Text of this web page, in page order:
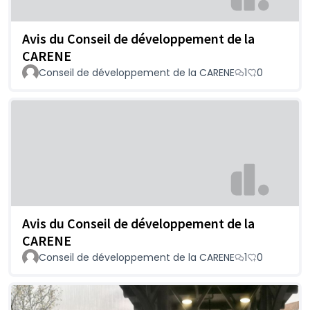
Avis du Conseil de développement de la
CARENE
Conseil de développement de la CARENE 1 0
Avis du Conseil de développement de la
CARENE
Conseil de développement de la CARENE 1 0